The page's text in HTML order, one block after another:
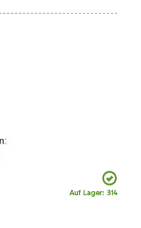
Auf Lager: 314